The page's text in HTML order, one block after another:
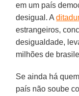
em um país
desigual. A
estrangeiros,
desigualdade,
milhões de
Se ainda há
país não soube